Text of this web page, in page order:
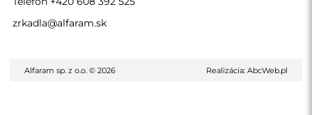
zrkadla@alfaram.sk
Alfaram sp. z o.o. © 2026 Realizácia: AbcWeb.pl